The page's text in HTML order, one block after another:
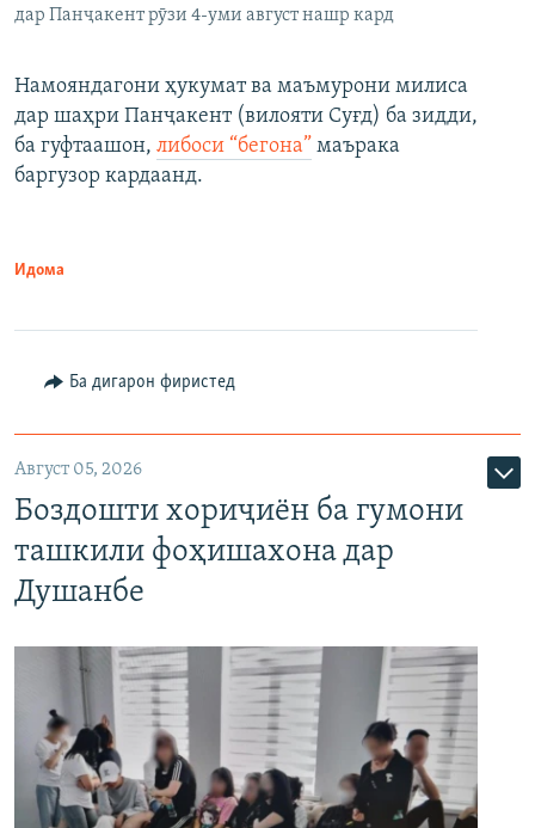
дар Панҷакент рӯзи 4-уми август нашр кард
Намояндагони ҳукумат ва маъмурони милиса
дар шаҳри Панҷакент (вилояти Суғд) ба зидди,
ба гуфтаашон, либоси “бегона” маърака
баргузор кардаанд.
Идома
Ба дигарон фиристед
Август 05, 2026
Боздошти хориҷиён ба гумони
ташкили фоҳишахона дар
Душанбе